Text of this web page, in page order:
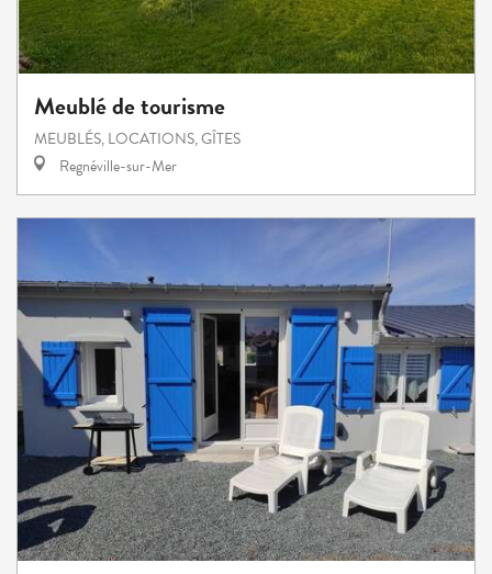
Meublé de tourisme
MEUBLÉS, LOCATIONS, GÎTES
Regnéville-sur-Mer